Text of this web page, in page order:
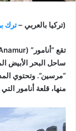
(تركيا بالعربي –ترك
ساحل البحر الأبيض
“مرسين”. وتحتوي
منها، قلعة أنامور